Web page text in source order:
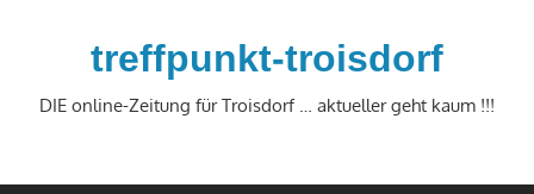
treffpunkt-troisdorf
DIE online-Zeitung für Troisdorf … aktueller geht kaum !!!